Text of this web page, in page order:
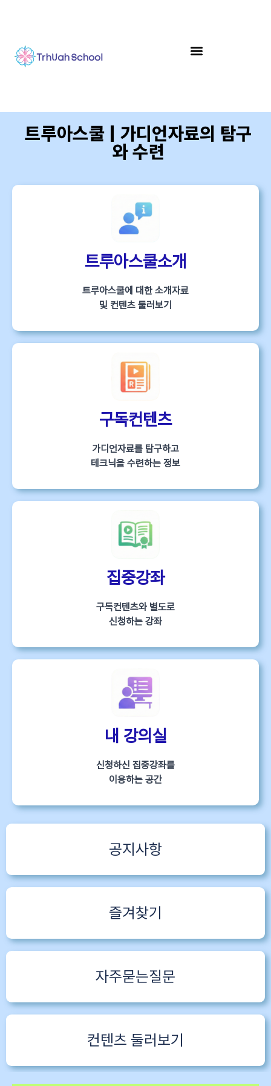
트루아스쿨 | 가디언자료의 탐구
와 수련
트루아스쿨소개
트루아스쿨에 대한 소개자료
및 컨텐츠 둘러보기
구독컨텐츠
가디언자료를 탐구하고
테크닉을 수련하는 정보
집중강좌
구독컨텐츠와 별도로
신청하는 강좌
내 강의실
신청하신 집중강좌를
이용하는 공간
공지사항
즐겨찾기
자주묻는질문
컨텐츠 둘러보기